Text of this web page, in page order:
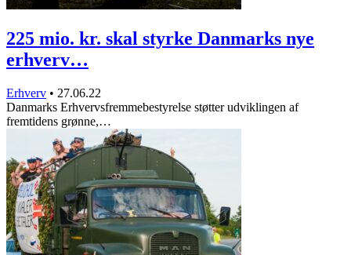
225 mio. kr. skal styrke Danmarks nye
erhverv…
Erhverv • 27.06.22
Danmarks Erhvervsfremmebestyrelse støtter udviklingen af
fremtidens grønne,…